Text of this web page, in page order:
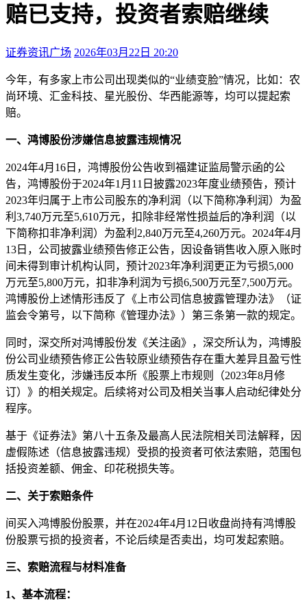
赔已支持，投资者索赔继续
证券资讯广场 2026年03月22日 20:20
今年，有多家上市公司出现类似的“业绩变脸”情况，比如：农
尚环境、汇金科技、星光股份、华西能源等，均可以提起索
赔。
一、鸿博股份涉嫌信息披露违规情况
2024年4月16日，鸿博股份公告收到福建证监局警示函的公
告，鸿博股份于2024年1月11日披露2023年度业绩预告，预计
2023年归属于上市公司股东的净利润（以下简称净利润）为盈
利3,740万元至5,610万元，扣除非经常性损益后的净利润（以
下简称扣非净利润）为盈利2,840万元至4,260万元。2024年4月
13日，公司披露业绩预告修正公告，因设备销售收入原入账时
间未得到审计机构认同，预计2023年净利润更正为亏损5,000
万元至5,800万元，扣非净利润为亏损6,500万元至7,500万元。
鸿博股份上述情形违反了《上市公司信息披露管理办法》（证
监会令第号，以下简称《管理办法》）第三条第一款的规定。
同时，深交所对鸿博股份发《关注函》，深交所认为，鸿博股
份公司业绩预告修正公告较原业绩预告存在重大差异且盈亏性
质发生变化，涉嫌违反本所《股票上市规则（2023年8月修
订）》的相关规定。后续将对公司及相关当事人启动纪律处分
程序。
基于《证券法》第八十五条及最高人民法院相关司法解释，因
虚假陈述（信息披露违规）受损的投资者可依法索赔，范围包
括投资差额、佣金、印花税损失等。
二、关于索赔条件
间买入鸿博股份股票，并在2024年4月12日收盘尚持有鸿博股
份股票亏损的投资者，不论后续是否卖出，均可发起索赔。
三、索赔流程与材料准备
1、基本流程：